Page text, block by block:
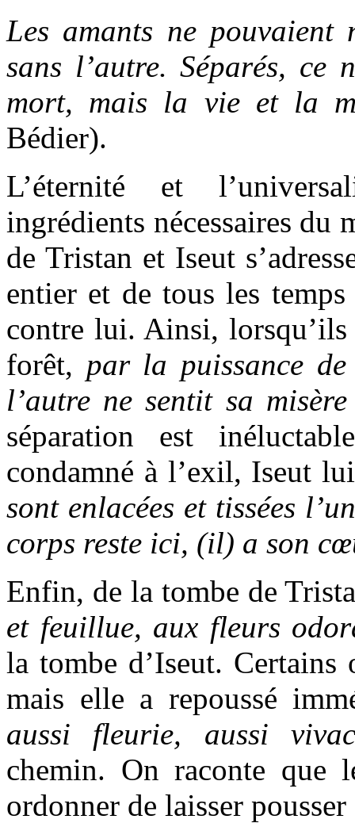
Les amants ne
sans l’autre. Séparés,
mort, mais la vie et la
Bédier).
L’éternité et
ingrédients nécessaires du
de Tristan et Iseut
entier et de tous les
contre lui. Ainsi, lorsqu’ils
forêt, par la puissance
l’autre ne sentit sa
séparation est
condamné à l’exil, Iseut
sont enlacées et tissées
corps reste ici, (il) a son
Enfin, de la tombe de
et feuillue, aux fleurs
la tombe d’Iseut. Certains
mais elle a repoussé
aussi fleurie, aussi
chemin. On raconte
ordonner de laisser